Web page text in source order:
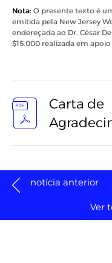
Nota: O presente texto é
emitida pela New Jersey
endereçada ao Dr. César
$15.000 realizada em
Carta de
notícia anterior
Ver